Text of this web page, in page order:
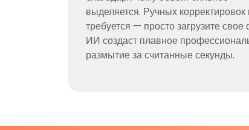
выделяется. Ручных корректировок
требуется — просто загрузите свое
ИИ создаст плавное
размытие за считанные секунды.